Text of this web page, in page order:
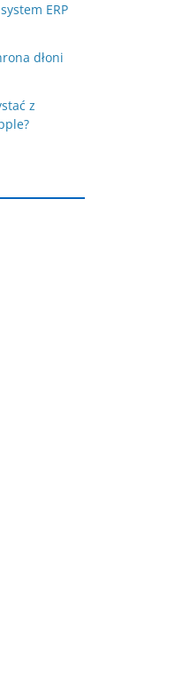
ERP
dłoni
z